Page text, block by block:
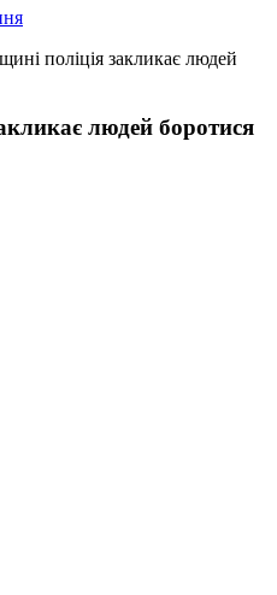
поліція закликає людей
людей боротися